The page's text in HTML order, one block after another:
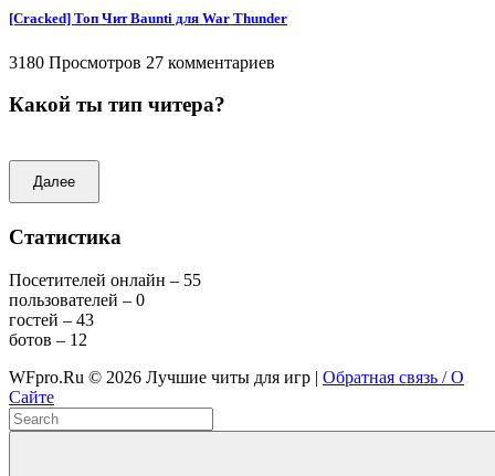
[Cracked] Топ Чит Baunti для War Thunder
3180 Просмотров 27 комментариев
Какой ты тип читера?
Далее
Статистика
Посетителей онлайн – 55
пользователей – 0
гостей – 43
ботов – 12
WFpro.Ru © 2026 Лучшие читы для игр | Обратная связь / О
Сайте